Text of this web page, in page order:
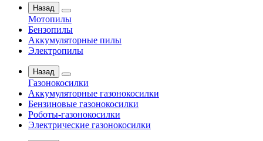
Назад
Мотопилы
Бензопилы
Аккумуляторные пилы
Электропилы
Назад
Газонокосилки
Аккумуляторные газонокосилки
Бензиновые газонокосилки
Роботы-газонокосилки
Электрические газонокосилки